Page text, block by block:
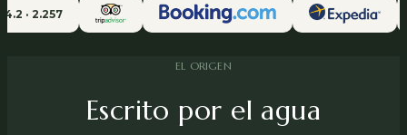
EL ORIGEN
Escrito por el agua